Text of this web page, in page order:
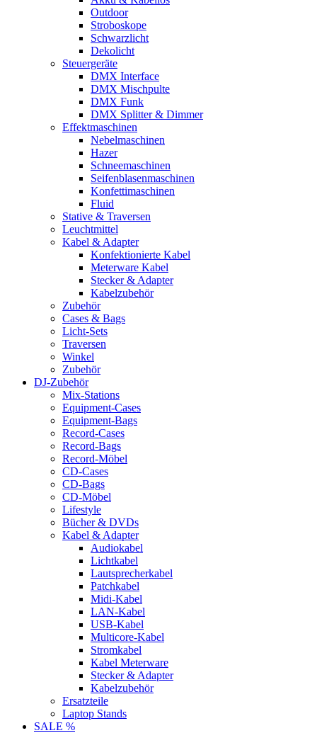
Outdoor
Stroboskope
Schwarzlicht
Dekolicht
Steuergeräte
DMX Interface
DMX Mischpulte
DMX Funk
DMX Splitter & Dimmer
Effektmaschinen
Nebelmaschinen
Hazer
Schneemaschinen
Seifenblasenmaschinen
Konfettimaschinen
Fluid
Stative & Traversen
Leuchtmittel
Kabel & Adapter
Konfektionierte Kabel
Meterware Kabel
Stecker & Adapter
Kabelzubehör
Zubehör
Cases & Bags
Licht-Sets
Traversen
Winkel
Zubehör
DJ-Zubehör
Mix-Stations
Equipment-Cases
Equipment-Bags
Record-Cases
Record-Bags
Record-Möbel
CD-Cases
CD-Bags
CD-Möbel
Lifestyle
Bücher & DVDs
Kabel & Adapter
Audiokabel
Lichtkabel
Lautsprecherkabel
Patchkabel
Midi-Kabel
LAN-Kabel
USB-Kabel
Multicore-Kabel
Stromkabel
Kabel Meterware
Stecker & Adapter
Kabelzubehör
Ersatzteile
Laptop Stands
SALE %